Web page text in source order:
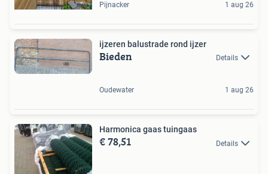
Pijnacker 1 aug 26
ijzeren balustrade rond ijzer
Bieden Details
Oudewater 1 aug 26
Harmonica gaas tuingaas
€ 78,51 Details